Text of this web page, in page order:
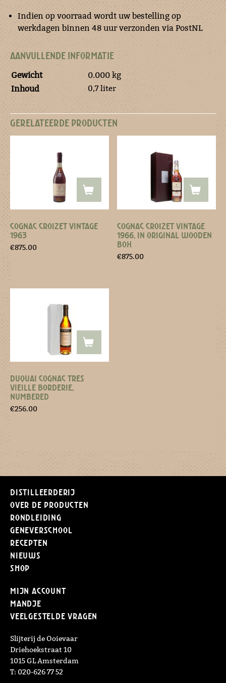
Indien op voorraad wordt uw bestelling op
werkdagen binnen 48 uur verzonden via PostNL
AANVULLENDE INFORMATIE
Gewicht
0.000 kg
Inhoud
0,7 liter
GERELATEERDE PRODUCTEN
COGNAC CROIZET VINTAGE
1963
€875.00
COGNAC CROIZET VINTAGE
1966, IN ORIGINAL WOODEN
BOX
€875.00
DUQUAI COGNAC TRES
VIEILLE BORDERIE,
NUMBERED
€256.00
Distilleerderij
Over de producten
Rondleiding
Geneverschool
Recepten
Nieuws
Shop
Mijn Account
Mandje
Veelgestelde vragen
Slijterij de Ooievaar
Driehoekstraat 10
1015 GL Amsterdam
T: 020-626 77 52